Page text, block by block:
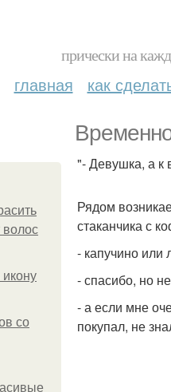
прически на
главная как
волос
со
"- Девушка, а к
Рядом
стаканчика с
- капучино или
- спасибо, но
- а если мне
покупал, не